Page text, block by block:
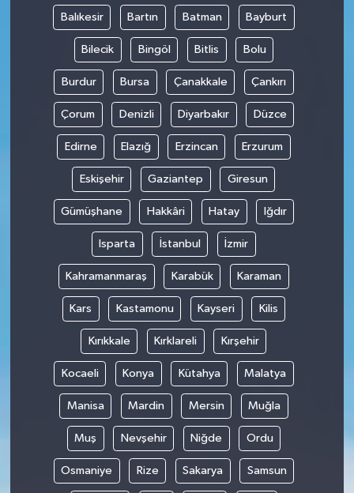
Balıkesir Bartın Batman Bayburt
Bilecik Bingöl Bitlis Bolu
Burdur Bursa Çanakkale Çankırı
Çorum Denizli Diyarbakır Düzce
Edirne Elazığ Erzincan Erzurum
Eskişehir Gaziantep Giresun
Gümüşhane Hakkâri Hatay Iğdır
Isparta İstanbul İzmir
Kahramanmaraş Karabük Karaman
Kars Kastamonu Kayseri Kilis
Kırıkkale Kırklareli Kırşehir
Kocaeli Konya Kütahya Malatya
Manisa Mardin Mersin Muğla
Muş Nevşehir Niğde Ordu
Osmaniye Rize Sakarya Samsun